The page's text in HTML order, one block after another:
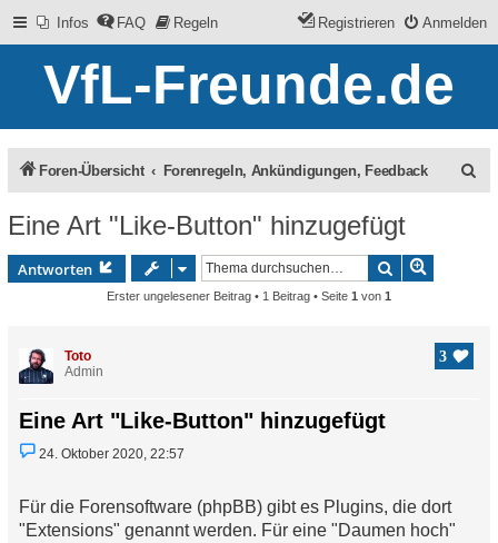
Infos FAQ Regeln Anmelden
Registrieren
VfL-Freunde.de
Foren-Übersicht Forenregeln, Ankündigungen, Feedback
Eine Art "Like-Button" hinzugefügt
Antworten Suche
Erster ungelesener Beitrag • 1 Beitrag • Seite 1 von 1
Toto
Admin
Eine Art "Like-Button" hinzugefügt
3
U
l
e
24. Oktober 2020, 22:57
Für die Forensoftware (phpBB) gibt es Plugins, die dort
"Extensions" genannt werden. Für eine "Daumen hoch"